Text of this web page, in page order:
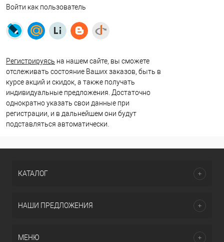
Войти как пользователь
Регистрируясь на нашем сайте, вы сможете
отслеживать состояние Ваших заказов, быть в
курсе акций и скидок, а также получать
индивидуальные предложения. Достаточно
однократно указать свои данные при
регистрации, и в дальнейшем они будут
подставляться автоматически.
КАТАЛОГ
НАШИ ПРЕДЛОЖЕНИЯ
МЕНЮ